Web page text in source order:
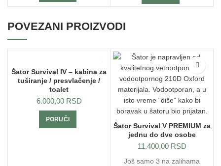
POVEZANI PROIZVODI
Šator Survival IV – kabina za
tuširanje / presvlačenje /
toalet
6.000,00 RSD
PORUČI
Šator Survival V PREMIUM za
jednu do dve osobe
11.400,00 RSD
Još samo 3 na zalihama